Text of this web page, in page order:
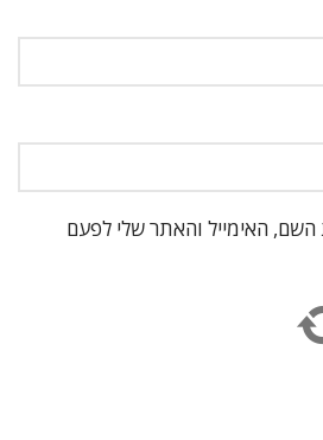
האימייל והאתר שלי לפעם